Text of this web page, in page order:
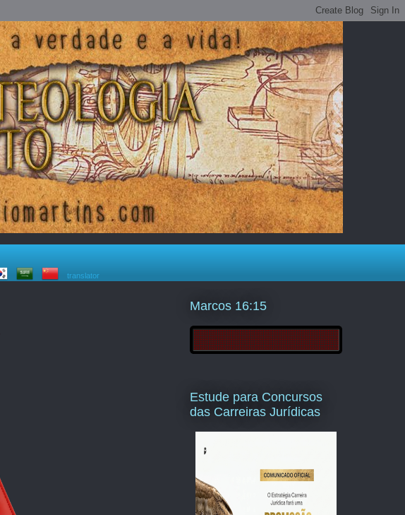
translator
Marcos 16:15
Estude para Concursos
das Carreiras Jurídicas